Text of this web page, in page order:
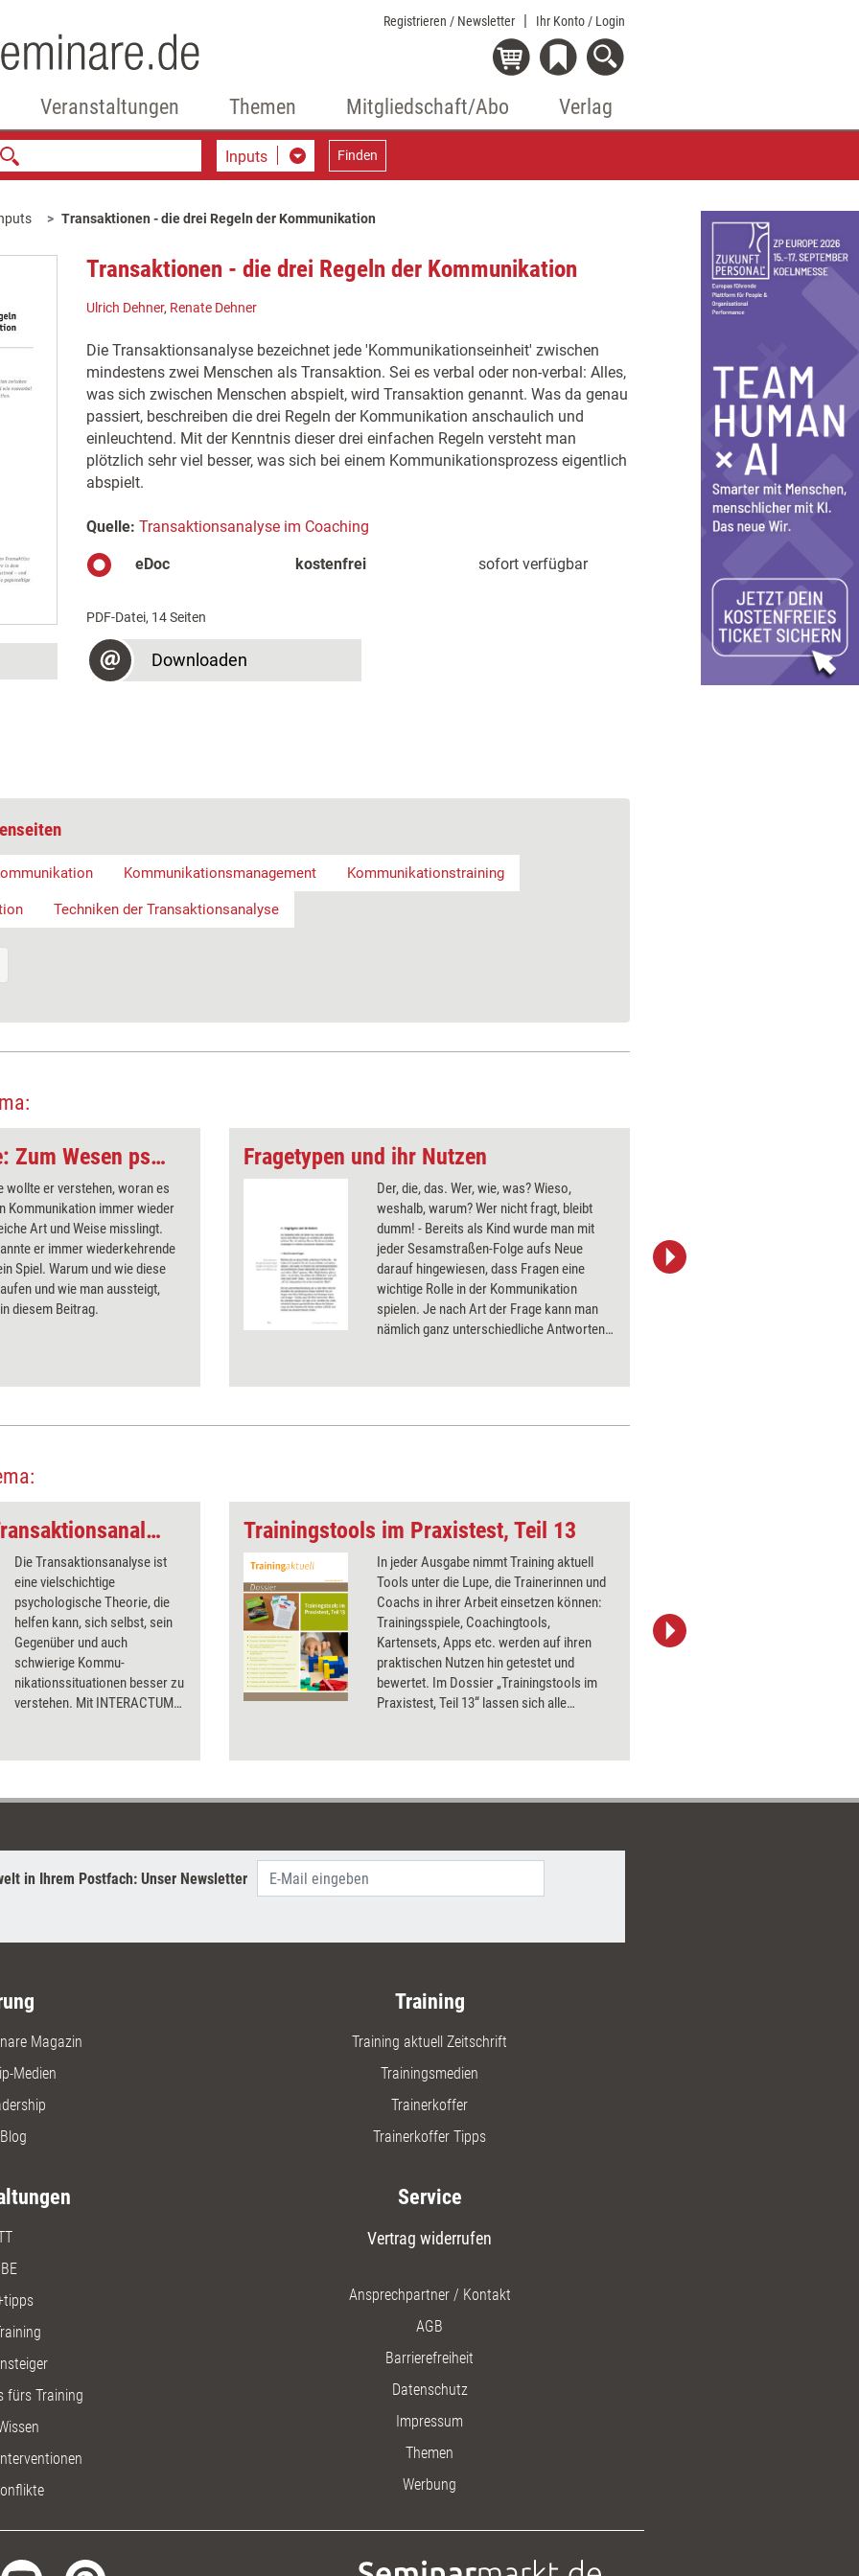
Registrieren / Newsletter Ihr Konto / Login
Veranstaltungen Themen Mitgliedschaft/Abo Verlag
Inputs Finden
Transaktionen - die drei Regeln der Kommunikation
Transaktionen - die drei Regeln der Kommunikation
Ulrich Dehner, Renate Dehner
Die Transaktionsanalyse bezeichnet jede 'Kommunikationseinheit' zwischen
mindestens zwei Menschen als Transaktion. Sei es verbal oder non-verbal: Alles,
was sich zwischen Menschen abspielt, wird Transaktion genannt. Was da genau
passiert, beschreiben die drei Regeln der Kommunikation anschaulich und
einleuchtend. Mit der Kenntnis dieser drei einfachen Regeln versteht man
plötzlich sehr viel besser, was sich bei einem Kommunikationsprozess eigentlich
abspielt.
Quelle: Transaktionsanalyse im Coaching
eDoc kostenfrei sofort verfügbar
PDF-Datei, 14 Seiten
Downloaden
Kommunikationsmanagement Kommunikationstraining
Techniken der Transaktionsanalyse
Transaktionsanalyse: Zum Wesen psychologischer Spiele
wollte er verstehen, woran es
Kommunikation immer wieder
Art und Weise misslingt.
er immer wiederkehrende
Spiel. Warum und wie diese
und wie man aussteigt,
diesem Beitrag.
Fragetypen und ihr Nutzen
Der, die, das. Wer, wie, was? Wieso,
weshalb, warum? Wer nicht fragt, bleibt
dumm! - Bereits als Kind wurde man mit
jeder Sesamstraßen-Folge aufs Neue
darauf hingewiesen, dass Fragen eine
wichtige Rolle in der Kommunikation
spielen. Je nach Art der Frage kann man
nämlich ganz unterschiedliche Antworten
richtig einsetzen und für sich nutzen
Komm, wir spielen Transaktionsanalyse!
Die Transaktionsanalyse ist
eine vielschichtige
psychologische Theorie, die
helfen kann, sich selbst, sein
Gegenüber und auch
schwierige Kommu­
nikationssituationen besser zu
verstehen. Mit INTERACTUM
Konzept der Ich-Zustände
machen. Auf den Petersberger
Trainingstools im Praxistest, Teil 13
In jeder Ausgabe nimmt Training aktuell
Tools unter die Lupe, die Trainerinnen und
Coachs in ihrer Arbeit einsetzen können:
Trainingsspiele, Coachingtools,
Kartensets, Apps etc. werden auf ihren
praktischen Nutzen hin getestet und
bewertet. Im Dossier „Trainingstools im
Praxistest, Teil 13“ lassen sich alle
in Ihrem Postfach: Unser Newsletter
Magazin
Medien
Training
Training aktuell Zeitschrift
Trainingsmedien
Trainerkoffer
Trainerkoffer Tipps
fürs Training
Service
Vertrag widerrufen
Ansprechpartner / Kontakt
AGB
Barrierefreiheit
Datenschutz
Impressum
Themen
Werbung